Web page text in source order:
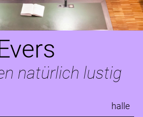
natürlich lustig
halle